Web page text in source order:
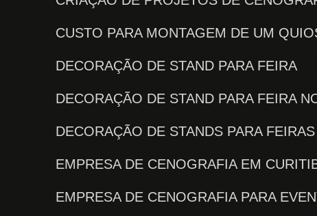
CUSTO PARA MONTAGEM DE UM
DECORAÇÃO DE STAND PARA FEIRA
DECORAÇÃO DE STAND PARA FEIRA
DECORAÇÃO DE STANDS PARA
EMPRESA DE CENOGRAFIA EM
EMPRESA DE CENOGRAFIA PARA